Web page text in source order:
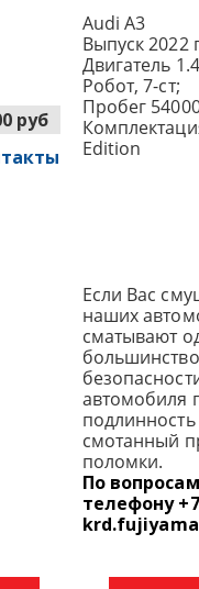
руб
Audi A3
Выпуск 2022
Двигатель
Робот, 7-ст;
Пробег
Edition
Если Вас
наших
сматывают
автомобиля
смотанный
поломки.
По
телефону